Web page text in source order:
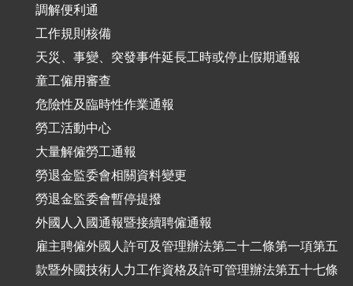
調解便利通
工作規則核備
天災、事變、突發事件延長工時或停止假期通報
童工僱用審查
危險性及臨時性作業通報
勞工活動中心
大量解僱勞工通報
勞退金監委會相關資料變更
勞退金監委會暫停提撥
外國人入國通報暨接續聘僱通報
雇主聘僱外國人許可及管理辦法第二十二條第一項第五
款暨外國技術人力工作資格及許可管理辦法第五十七條